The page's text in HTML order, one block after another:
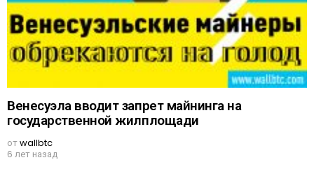
Венесуэла вводит запрет майнинга на
государственной жилплощади
отwallbtc
6 лет назад